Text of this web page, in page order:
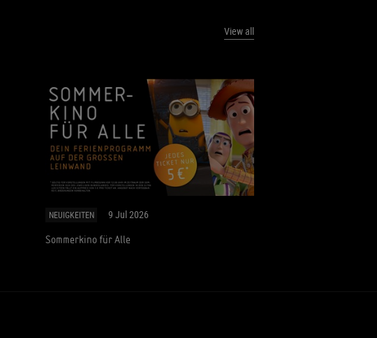
View all
NEUIGKEITEN 9 Jul 2026
Sommerkino für Alle